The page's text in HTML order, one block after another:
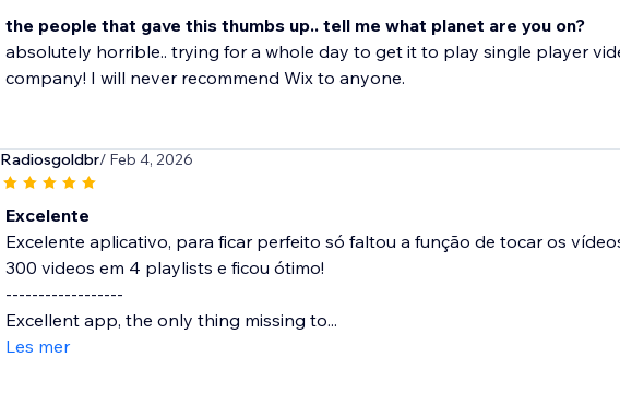
the people that gave this thumbs up.. tell me what planet are you on?
absolutely horrible.. trying for a whole day to get it to play single player
company! I will never recommend Wix to anyone.
Radiosgoldbr/ Feb 4, 2026
Excelente
Excelente aplicativo, para ficar perfeito só faltou a função de tocar os
300 videos em 4 playlists e ficou ótimo!
------------------
Excellent app, the only thing missing to...
Les mer